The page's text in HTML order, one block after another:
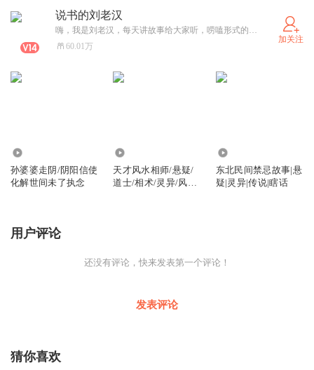
说书的刘老汉
嗨，我是刘老汉，每天讲故事给大家听，唠嗑形式的，别的咱也不会。总播放量突破6亿！同时隆重跟大家介绍自己写的《东北农村邪乎事》系列！第三部已经上架！第四部正在策划！感谢大家的支持，希望大家投稿。
60.01万
加关注
孙婆婆走阴/阴阳信使
化解世间未了执念
天才风水相师/悬疑/
道士/相术/灵异/风水/
东北民间禁忌故事|悬
疑|灵异|传说|瞎话
用户评论
还没有评论，快来发表第一个评论！
发表评论
猜你喜欢